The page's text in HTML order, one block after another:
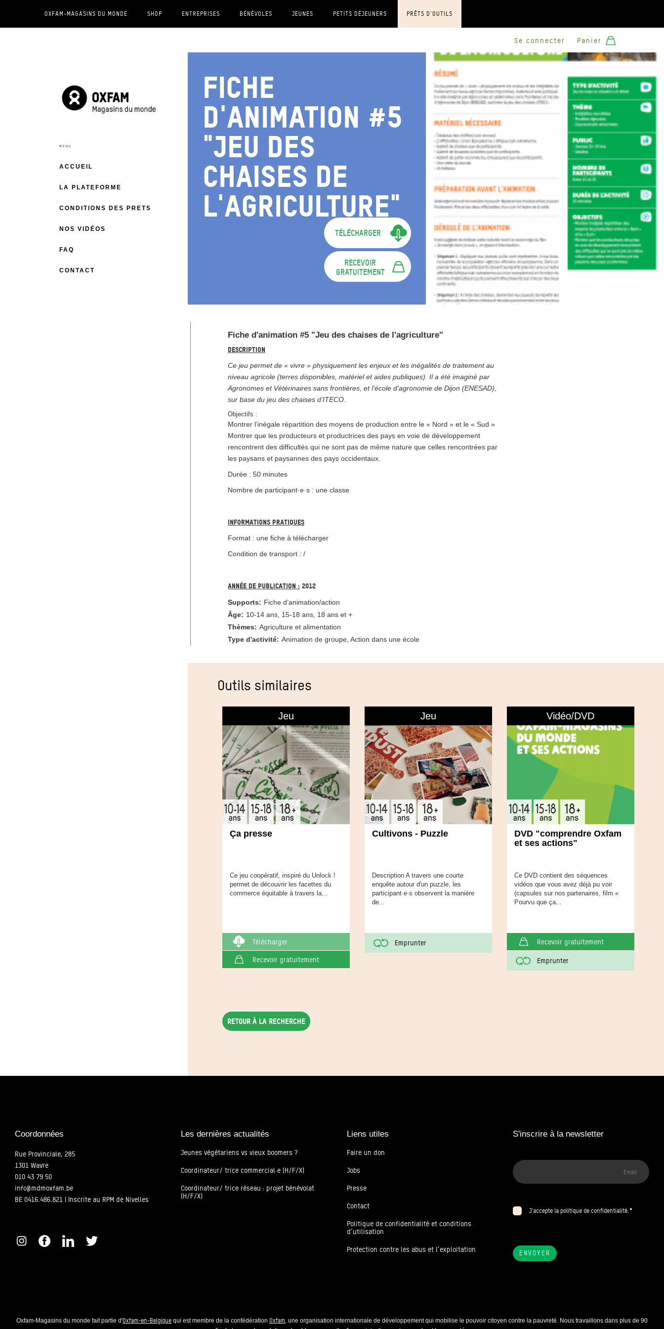
OXFAM-MAGASINS DU MONDE SHOP ENTREPRISES BÉNÉVOLES JEUNES PETITS DÉJEUNERS PRÊTS D'OUTILS
Se connecter Panier
ACCUEIL
LA PLATEFORME
CONDITIONS DES PRETS
NOS VIDÉOS
FAQ
CONTACT
Fiche
d'animation #5
"Jeu des
chaises de
l'agriculture"
TÉLÉCHARGER
RECEVOIR
GRATUITEMENT
Fiche d'animation #5 "Jeu des chaises de l'agriculture"
Description
Ce jeu permet de « vivre » physiquement les enjeux et les inégalités de traitement au
niveau agricole (terres disponibles, matériel et aides publiques). Il a été imaginé par
Agronomes et Vétérinaires sans frontières, et l’école d’agronomie de Dijon (ENESAD),
sur base du jeu des chaises d’ITECO.
Objectifs :
Montrer l’inégale répartition des moyens de production entre le « Nord » et le « Sud »
Montrer que les producteurs et productrices des pays en voie de développement
rencontrent des difficultés qui ne sont pas de même nature que celles rencontrées par
les paysans et paysannes des pays occidentaux.
Durée : 50 minutes
Nombre de participant·e·s : une classe
Informations pratiques
Format : une fiche à télécharger
Condition de transport : /
Année de publication : 2012
Supports: Fiche d’animation/action
Âge: 10-14 ans 15-18 ans 18 ans et +
Thèmes: Agriculture et alimentation
Type d'activité: Animation de groupe Action dans une école
Outils similaires
Jeu
Ça presse
Ce jeu coopératif, inspiré du Unlock !
permet de découvrir les facettes du
commerce équitable à travers la...
Télécharger
Recevoir gratuitement
Jeu
Cultivons - Puzzle
Description A travers une courte
enquête autour d'un puzzle, les
participant·e·s observent la manière
de...
Emprunter
Vidéo/DVD
DVD "comprendre Oxfam
et ses actions"
Ce DVD contient des séquences
vidéos que vous avez déjà pu voir
(capsules sur nos partenaires, film «
Pourvu que ça...
Recevoir gratuitement
Emprunter
Retour à la recherche
Coordonnées
Rue Provinciale, 285
1301 Wavre
010 43 79 50
info@mdmoxfam.be
BE 0416.486.821 | Inscrite au RPM de Nivelles
Les dernières actualités
Jeunes végétariens vs vieux boomers ?
Coordinateur/ trice commercial·e (H/F/X)
Coordinateur/ trice réseau : projet bénévolat
(H/F/X)
Liens utiles
Faire un don
Jobs
Presse
Contact
Politique de confidentialité et conditions
d’utilisation
Protection contre les abus et l’exploitation
S'inscrire à la newsletter
J’accepte la politique de confidentialité.*
ENVOYER
Oxfam-Magasins du monde fait partie d'Oxfam-en-Belgique qui est membre de la confédération Oxfam, une organisation internationale de développement qui mobilise le pouvoir citoyen contre la pauvreté. Nous travaillons dans plus de 90